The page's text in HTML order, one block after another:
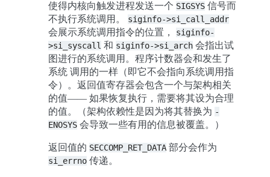
使得内核向触发进程发送一个 SIGSYS 信号而
不执行系统调用。 siginfo->si_call_addr
会展示系统调用指令的位置， siginfo-
>si_syscall 和 siginfo->si_arch 会指出试
图进行的系统调用。程序计数器会和发生了
系统 调用的一样（即它不会指向系统调用指
令）。返回值寄存器会包含一个与架构相关
的值—— 如果恢复执行，需要将其设为合理
的值。（架构依赖性是因为将其替换为 -
ENOSYS 会导致一些有用的信息被覆盖。）
返回值的 SECCOMP_RET_DATA 部分会作为
si_errno 传递。